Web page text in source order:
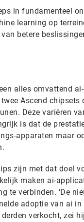
in fundamenteel
learning op
betere
alles omvattend
Ascend
Deze variëren
is dat de
apparaten maar
zijn met dat doel
maken ai-
te verbinden. ‘De
adoptie van ai
verkocht, zei